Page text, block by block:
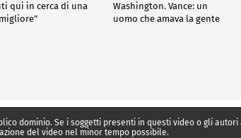
qui in cerca di una
Washington. Vance: un
uomo che amava la gente
dominio. Se i soggetti presenti in questi video o gli
del video nel minor tempo possibile.